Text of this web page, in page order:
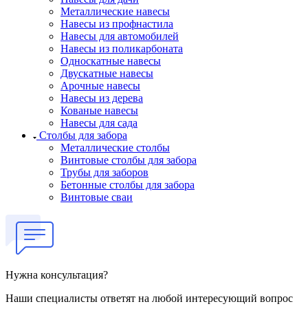
Металлические навесы
Навесы из профнастила
Навесы для автомобилей
Навесы из поликарбоната
Односкатные навесы
Двускатные навесы
Арочные навесы
Навесы из дерева
Кованые навесы
Навесы для сада
Столбы для забора
Металлические столбы
Винтовые столбы для забора
Трубы для заборов
Бетонные столбы для забора
Винтовые сваи
Нужна консультация?
Наши специалисты ответят на любой интересующий вопрос